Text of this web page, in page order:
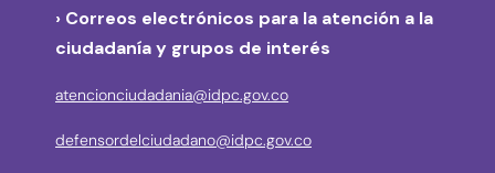
› Correos electrónicos para la atención a la
ciudadanía y grupos de interés
atencionciudadania@idpc.gov.co
defensordelciudadano@idpc.gov.co